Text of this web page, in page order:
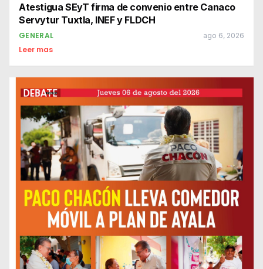
Atestigua SEyT firma de convenio entre Canaco
Servytur Tuxtla, INEF y FLDCH
GENERAL ago 6, 2026
Leer mas